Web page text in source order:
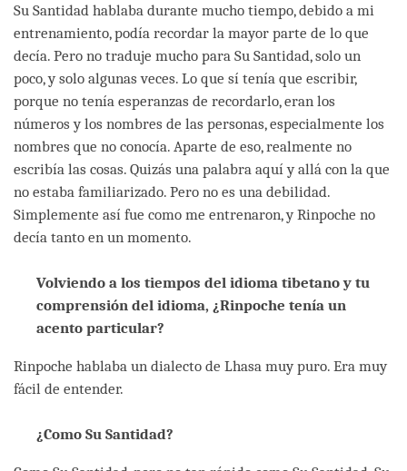
Su Santidad hablaba durante mucho tiempo, debido a mi
entrenamiento, podía recordar la mayor parte de lo que
decía. Pero no traduje mucho para Su Santidad, solo un
poco, y solo algunas veces. Lo que sí tenía que escribir,
porque no tenía esperanzas de recordarlo, eran los
números y los nombres de las personas, especialmente los
nombres que no conocía. Aparte de eso, realmente no
escribía las cosas. Quizás una palabra aquí y allá con la que
no estaba familiarizado. Pero no es una debilidad.
Simplemente así fue como me entrenaron, y Rinpoche no
decía tanto en un momento.
Volviendo a los tiempos del idioma tibetano y tu
comprensión del idioma, ¿Rinpoche tenía un
acento particular?
Rinpoche hablaba un dialecto de Lhasa muy puro. Era muy
fácil de entender.
¿Como Su Santidad?